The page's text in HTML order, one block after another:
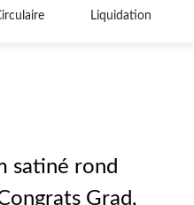
Liquidation
satiné rond
Grad,